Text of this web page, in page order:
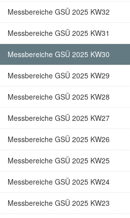
Messbereiche GSÜ 2025 KW32
Messbereiche GSÜ 2025 KW31
Messbereiche GSÜ 2025 KW30
Messbereiche GSÜ 2025 KW29
Messbereiche GSÜ 2025 KW28
Messbereiche GSÜ 2025 KW27
Messbereiche GSÜ 2025 KW26
Messbereiche GSÜ 2025 KW25
Messbereiche GSÜ 2025 KW24
Messbereiche GSÜ 2025 KW23